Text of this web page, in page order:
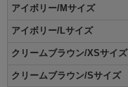
アイボリー/Mサイズ
アイボリー/Lサイズ
クリームブラウン/XSサイズ
クリームブラウン/Sサイズ